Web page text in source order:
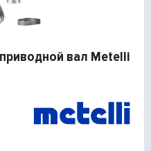
вал Metelli